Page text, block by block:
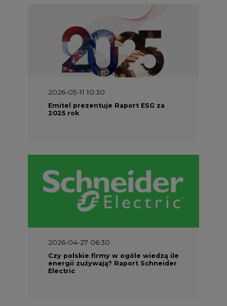
2026-05-11 10:30
Emitel prezentuje Raport ESG za
2025 rok
2026-04-27 06:30
Czy polskie firmy w ogóle wiedzą ile
energii zużywają? Raport Schneider
Electric